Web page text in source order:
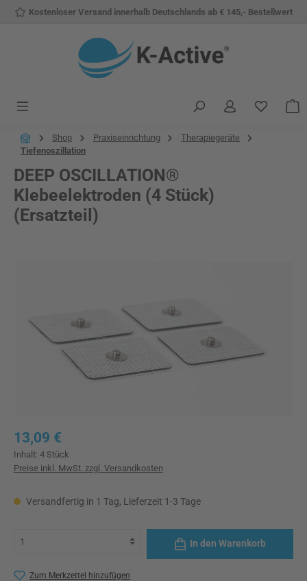
Zum Hauptinhalt springen
Kostenloser Versand innerhalb Deutschlands ab € 145,- Bestellwert
Du
Shop Praxiseinrichtung
Therapiegeräte
Tiefenoszillation
DEEP OSCILLATION®
Klebeelektroden (4 Stück)
(Ersatzteil)
Regulärer Preis:
13,09 €
Inhalt: 4 Stück
Preise inkl. MwSt. zzgl. Versandkosten
Versandfertig in 1 Tag, Lieferzeit 1-3 Tage
In den Warenkorb
Zum Merkzettel hinzufügen